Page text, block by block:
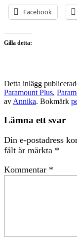
Facebook
Gilla detta:
Detta inlägg
Paramount Plus,
av Annika. Bokmärk
Lämna ett svar
Din e-postadress
fält är märkta *
Kommentar *